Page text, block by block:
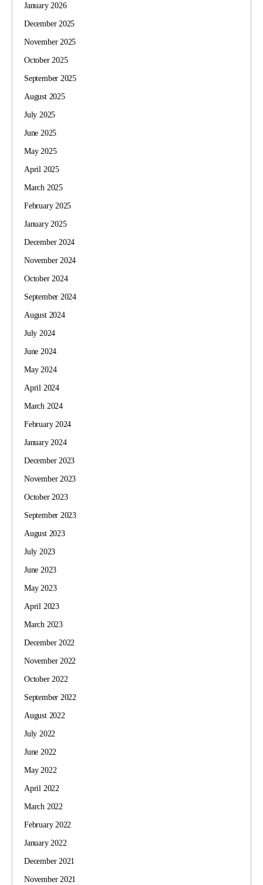
January 2026
December 2025
November 2025
October 2025
September 2025
August 2025
July 2025
June 2025
May 2025
April 2025
March 2025
February 2025
January 2025
December 2024
November 2024
October 2024
September 2024
August 2024
July 2024
June 2024
May 2024
April 2024
March 2024
February 2024
January 2024
December 2023
November 2023
October 2023
September 2023
August 2023
July 2023
June 2023
May 2023
April 2023
March 2023
December 2022
November 2022
October 2022
September 2022
August 2022
July 2022
June 2022
May 2022
April 2022
March 2022
February 2022
January 2022
December 2021
November 2021